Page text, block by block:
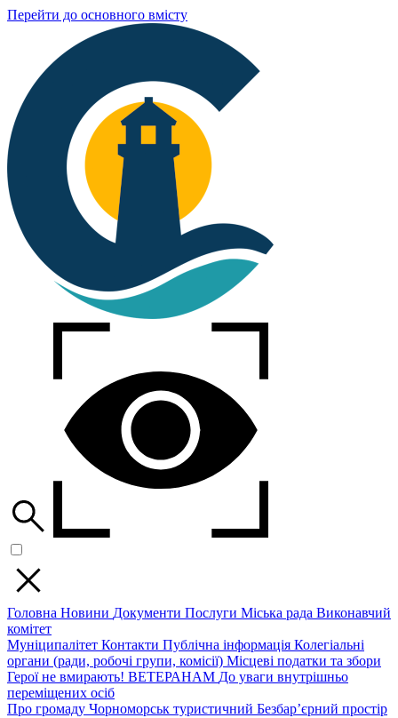
Перейти до основного вмісту
Головна Новини Документи Послуги Міська рада Виконавчий
комітет
Муніципалітет Контакти Публічна інформація Колегіальні
органи (ради, робочі групи, комісії) Місцеві податки та збори
Герої не вмирають! ВЕТЕРАНАМ До уваги внутрішньо
переміщених осіб
Про громаду Чорноморськ туристичний Безбар’єрний простір